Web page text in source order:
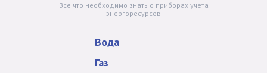
Все что необходимо знать о приборах учета
энергоресурсов
Вода
Газ